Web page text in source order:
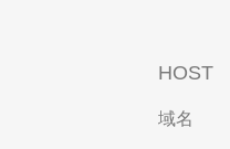
HOST
域名